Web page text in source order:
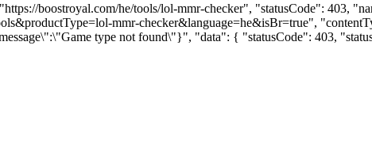
boostroyal.com/he/tools/lol-mmr-checker", "statusCode": 403,
mmr-checker&language=he&isBr=true",
type not found\"}", "data": { "statusCode": 403,